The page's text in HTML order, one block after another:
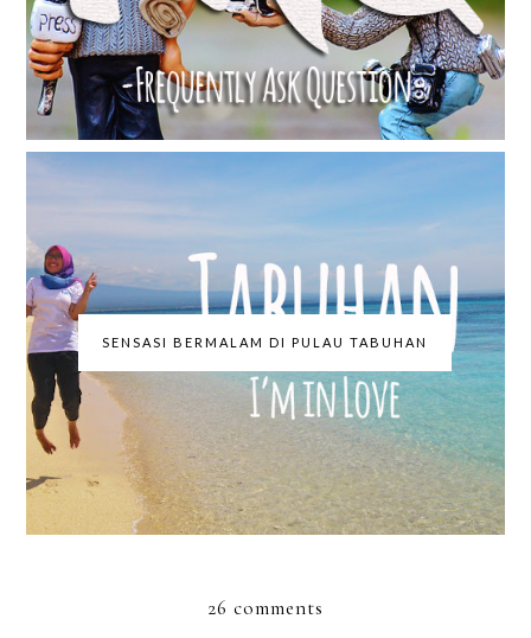
SENSASI BERMALAM DI PULAU TABUHAN
26 comments